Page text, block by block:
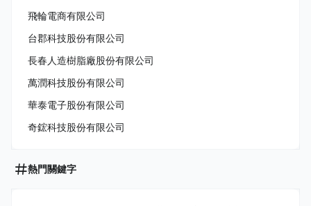
飛輪電商有限公司
台郡科技股份有限公司
長春人造樹脂廠股份有限公司
萬潤科技股份有限公司
華泰電子股份有限公司
奇鋐科技股份有限公司
熱門關鍵字